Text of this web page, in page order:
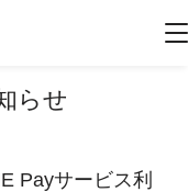
らせ
Payサービス利